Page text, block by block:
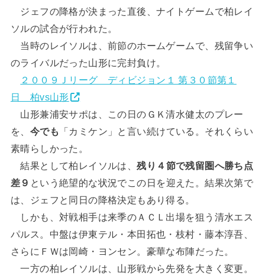
ジェフの降格が決まった直後、ナイトゲームで柏レイ
ソルの試合が行われた。
当時のレイソルは、前節のホームゲームで、残留争い
のライバルだった山形に完封負け。
２００９Ｊリーグ ディビジョン１ 第３０節第１
日 柏vs山形
山形兼浦安サポは、この日のＧＫ清水健太のプレー
を、 今でも
「カミケン」と言い続けている。それくらい
素晴らしかった。
結果として柏レイソルは、残り４節で残留圏へ勝ち点
差９ という絶望的な状況でこの日を迎えた。結果次第で
は、ジェフと同日の降格決定もあり得る。
しかも、対戦相手は来季のＡＣＬ出場を狙う清水エス
パルス。中盤は伊東テル・本田拓也・枝村・藤本淳吾、
さらにＦＷは岡崎・ヨンセン。豪華な布陣だった。
一方の柏レイソルは、山形戦から先発を大きく変更。